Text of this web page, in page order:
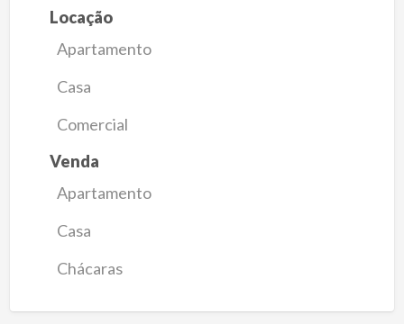
Locação
Apartamento
Casa
Comercial
Venda
Apartamento
Casa
Chácaras